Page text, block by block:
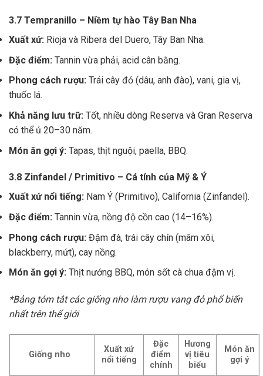
3.7 Tempranillo – Niềm tự hào Tây Ban Nha
Xuất xứ: Rioja và Ribera del Duero, Tây Ban Nha.
Đặc điểm: Tannin vừa phải, acid cân bằng.
Phong cách rượu: Trái cây đỏ (dâu, anh đào), vani, gia vị,
thuốc lá.
Khả năng lưu trữ: Tốt, nhiều dòng Reserva và Gran Reserva
có thể ủ 20–30 năm.
Món ăn gợi ý: Tapas, thịt nguội, paella, BBQ.
3.8 Zinfandel / Primitivo – Cá tính của Mỹ & Ý
Xuất xứ nổi tiếng: Nam Ý (Primitivo), California (Zinfandel).
Đặc điểm: Tannin vừa, nồng độ cồn cao (14–16%).
Phong cách rượu: Đậm đà, trái cây chín (mâm xôi,
blackberry, mứt), cay nồng.
Món ăn gợi ý: Thịt nướng BBQ, món sốt cà chua đậm vị.
*Bảng tóm tắt các giống nho làm rượu vang đỏ phổ biến
nhất trên thế giới
Giống nho
Xuất xứ
nổi tiếng
Đặc
điểm
chính
Hương
vị tiêu
biểu
Món ăn
gợi ý